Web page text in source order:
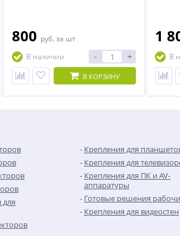
800 руб. за шт
В наличии
- +
В КОРЗИНУ
1
В
Крепления для
Крепления для
Крепления для ПК и AV-
аппаратуры
Готовые решения
Крепления для видеостен